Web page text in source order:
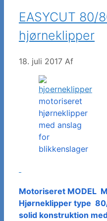
EASYCUT 80/
hjørneklipper
18. juli 2017 Af
motoriseret
hjørneklipper
med anslag
for
blikkenslager
Motoriseret MODEL
Hjørneklipper type
solid konstruktion